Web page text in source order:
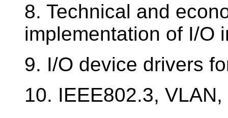
8. Technical and
implementation of I/O
9. I/O device drivers
10. IEEE802.3,